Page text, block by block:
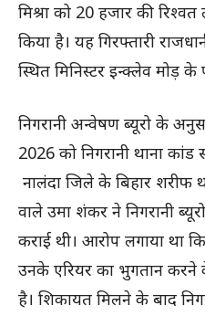
मिश्रा को 20 हजार की
किया है। यह गिरफ्तारी
स्थित मिनिस्टर इन्क्लेव मोड़
निगरानी अन्वेषण ब्यूरो के
2026 को निगरानी थाना
नालंदा जिले के बिहार शरीफ
वाले उमा शंकर ने निगरानी
कराई थी। आरोप लगाया था
उनके एरियर का भुगतान करने
है। शिकायत मिलने के बाद